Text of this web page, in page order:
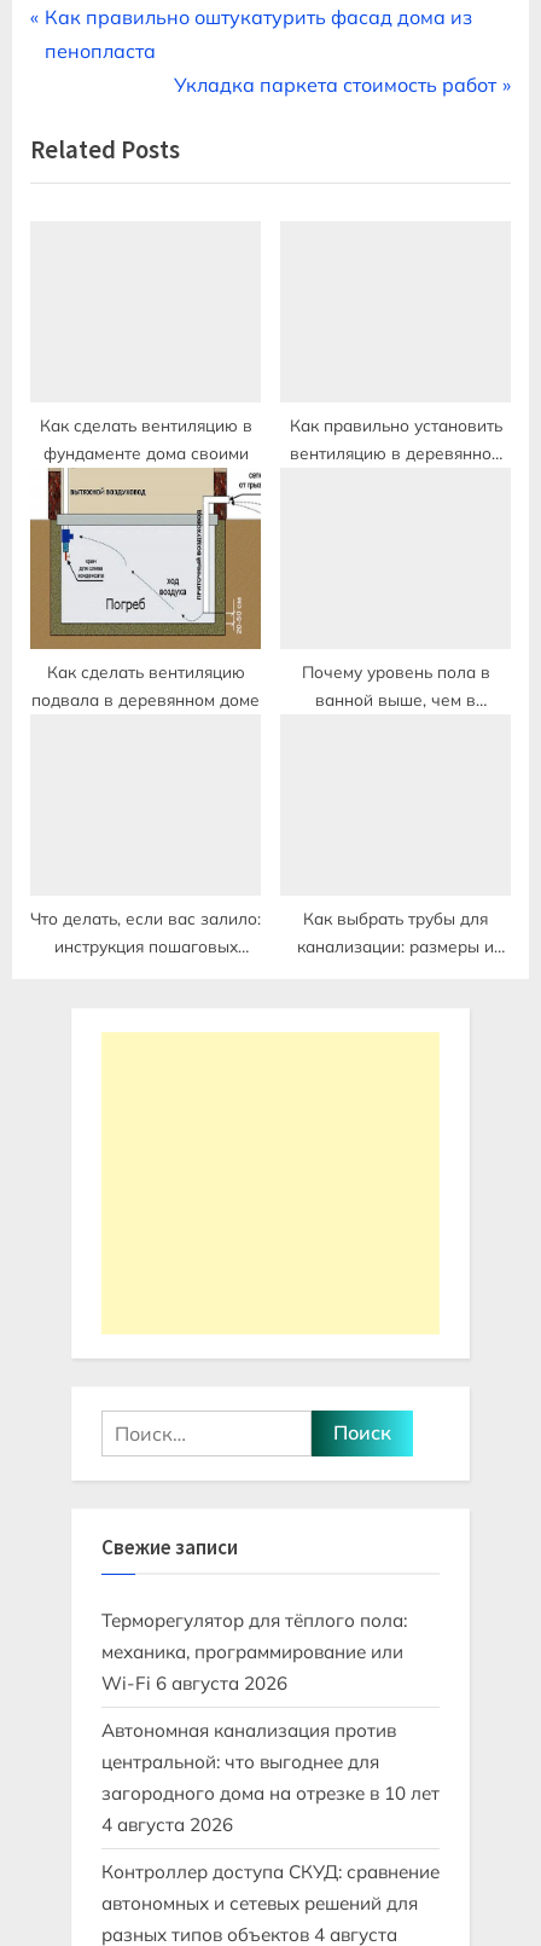
Навигация
P
r
i
o
:
Как правильно оштукатурить фасад дома из
пенопласта
N
x
t
Укладка паркета стоимость работ
Related Posts
Как сделать вентиляцию в
фундаменте дома своими
Как правильно установить
вентиляцию в деревянном
Как сделать вентиляцию
подвала в деревянном доме
Почему уровень пола в
ванной выше, чем в
Что делать, если вас залило:
инструкция пошаговых
Как выбрать трубы для
канализации: размеры и
Найти:
Свежие записи
Терморегулятор для тёплого пола:
механика, программирование или
Wi-Fi 6 августа 2026
Автономная канализация против
центральной: что выгоднее для
загородного дома на отрезке в 10 лет
4 августа 2026
Контроллер доступа СКУД: сравнение
автономных и сетевых решений для
разных типов объектов 4 августа